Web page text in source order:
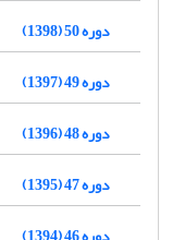
دوره 50 (1398)
دوره 49 (1397)
دوره 48 (1396)
دوره 47 (1395)